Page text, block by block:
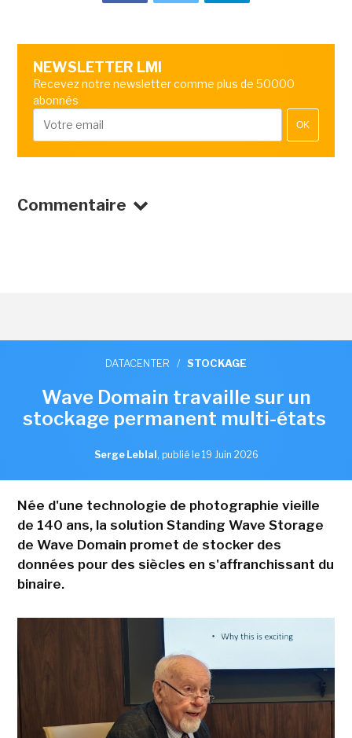
NEWSLETTER LMI
Recevez notre newsletter comme plus de 50000
abonnés
OK
Commentaire
DATACENTER / STOCKAGE
Wave Domain travaille sur un
stockage permanent multi-états
Serge Leblal , publié le 19 Juin 2026
Née d'une technologie de photographie vieille
de 140 ans, la solution Standing Wave Storage
de Wave Domain promet de stocker des
données pour des siècles en s'affranchissant du
binaire.